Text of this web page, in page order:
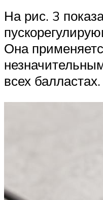
На рис. 3
Она
всех балластах.